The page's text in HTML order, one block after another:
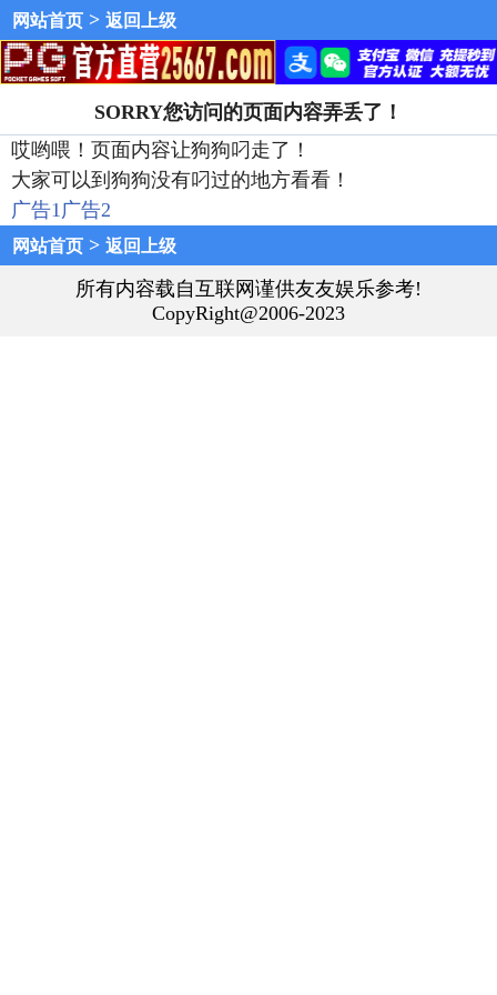
网站首页 > 返回上级
SORRY您访问的页面内容弄丢了！
哎哟喂！页面内容让狗狗叼走了！
大家可以到狗狗没有叼过的地方看看！
广告1广告2
网站首页 > 返回上级
所有内容载自互联网谨供友友娱乐参考!
CopyRight@2006-2023